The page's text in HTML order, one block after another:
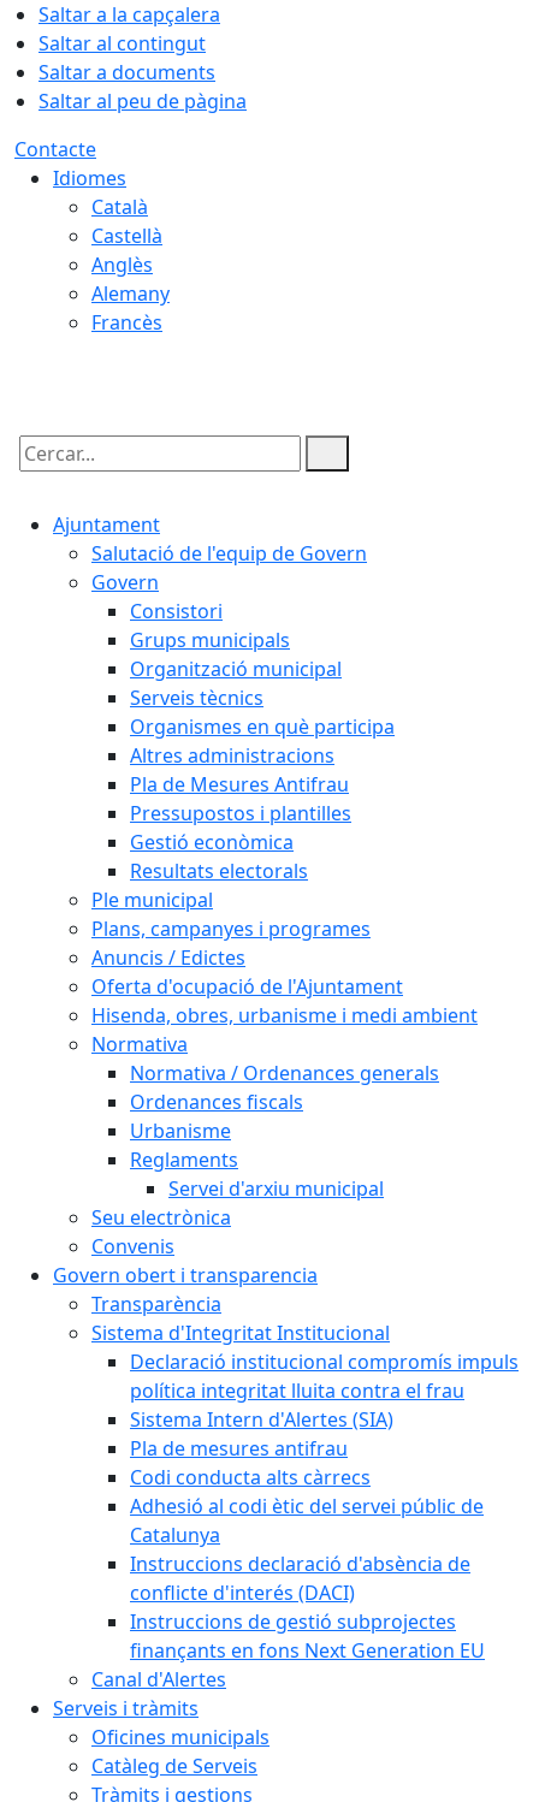
Saltar a la capçalera
Saltar al contingut
Saltar a documents
Saltar al peu de pàgina
Contacte
Idiomes
Català
Castellà
Anglès
Alemany
Francès
Cercar:
Ajuntament
Salutació de l'equip de Govern
Govern
Consistori
Grups municipals
Organització municipal
Serveis tècnics
Organismes en què participa
Altres administracions
Pla de Mesures Antifrau
Pressupostos i plantilles
Gestió econòmica
Resultats electorals
Ple municipal
Plans, campanyes i programes
Anuncis / Edictes
Oferta d'ocupació de l'Ajuntament
Hisenda, obres, urbanisme i medi ambient
Normativa
Normativa / Ordenances generals
Ordenances fiscals
Urbanisme
Reglaments
Servei d'arxiu municipal
Seu electrònica
Convenis
Govern obert i transparencia
Transparència
Sistema d'Integritat Institucional
Declaració institucional compromís impuls
política integritat lluita contra el frau
Sistema Intern d'Alertes (SIA)
Pla de mesures antifrau
Codi conducta alts càrrecs
Adhesió al codi ètic del servei públic de
Catalunya
Instruccions declaració d'absència de
conflicte d'interés (DACI)
Instruccions de gestió subprojectes
finançants en fons Next Generation EU
Canal d'Alertes
Serveis i tràmits
Oficines municipals
Catàleg de Serveis
Tràmits i gestions